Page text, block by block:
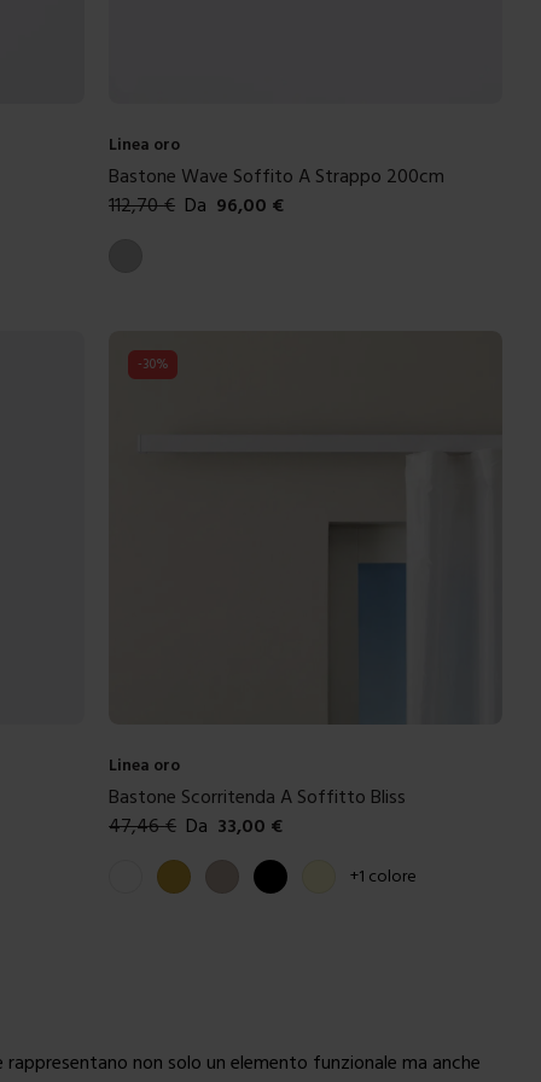
Linea oro
Bastone Wave Soffito A Strappo 200cm
112,70€ Da 96,00 €
-30%
Linea oro
Bastone Scorritenda A Soffitto Bliss
47,46€ Da 33,00 €
Colori disponibili
BiancoOro TortoraNero Crema+1 colore
non solo un elemento funzionale ma anche